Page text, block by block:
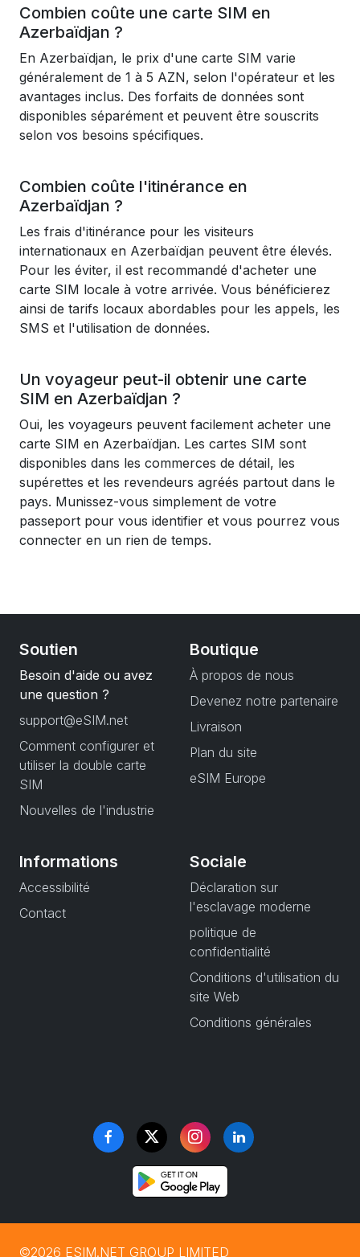
Combien coûte une carte SIM en
Azerbaïdjan ?
En Azerbaïdjan, le prix d'une carte SIM varie
généralement de 1 à 5 AZN, selon l'opérateur et les
avantages inclus. Des forfaits de données sont
disponibles séparément et peuvent être souscrits
selon vos besoins spécifiques.
Combien coûte l'itinérance en
Azerbaïdjan ?
Les frais d'itinérance pour les visiteurs
internationaux en Azerbaïdjan peuvent être élevés.
Pour les éviter, il est recommandé d'acheter une
carte SIM locale à votre arrivée. Vous bénéficierez
ainsi de tarifs locaux abordables pour les appels, les
SMS et l'utilisation de données.
Un voyageur peut-il obtenir une carte
SIM en Azerbaïdjan ?
Oui, les voyageurs peuvent facilement acheter une
carte SIM en Azerbaïdjan. Les cartes SIM sont
disponibles dans les commerces de détail, les
supérettes et les revendeurs agréés partout dans le
pays. Munissez-vous simplement de votre
passeport pour vous identifier et vous pourrez vous
connecter en un rien de temps.
Soutien
Besoin d'aide ou avez
une question ?
support@eSIM.net
Comment configurer et
utiliser la double carte
SIM
Nouvelles de l'industrie
Boutique
À propos de nous
Devenez notre partenaire
Livraison
Plan du site
eSIM Europe
Informations
Accessibilité
Contact
Sociale
Déclaration sur
l'esclavage moderne
politique de
confidentialité
Conditions d'utilisation du
site Web
Conditions générales
©2026 ESIM.NET GROUP LIMITED